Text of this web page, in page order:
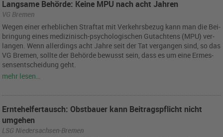
Langsame Behörde: Keine MPU nach acht Jahren
VG Bremen
Wegen einer er­heb­li­chen Straf­tat mit Ver­kehrs­be­zug kann man die Bei­
brin­gung eines me­di­zi­nisch-psy­cho­lo­gi­schen Gut­ach­tens (MPU) ver­
lan­gen. Wenn al­ler­dings acht Jahre seit der Tat ver­gan­gen sind, so das
VG Bre­men, soll­te der Be­hör­de be­wusst sein, dass es um eine Er­mes­
sens­ent­schei­dung geht.
mehr lesen…
Erntehelfertausch: Obstbauer kann Beitragspflicht nicht
umgehen
LSG Niedersachsen-Bremen